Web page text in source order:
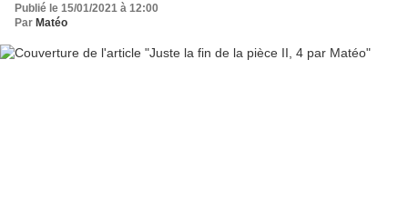
Publié le 15/01/2021 à 12:00
Par Matéo